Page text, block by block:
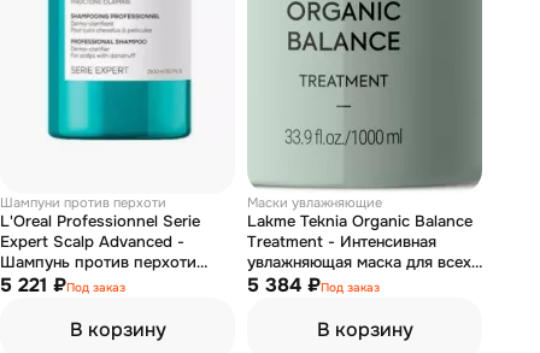
Шампуни против перхоти
L'Oreal Professionnel Serie
Expert Scalp Advanced -
Шампунь против перхоти
1500 мл
5 221 ₽Под заказ
В корзину
Маски увлажняющие
Lakme Teknia Organic Balance
Treatment - Интенсивная
увлажняющая маска для всех
типов волос 1000 мл
5 384 ₽Под заказ
В корзину